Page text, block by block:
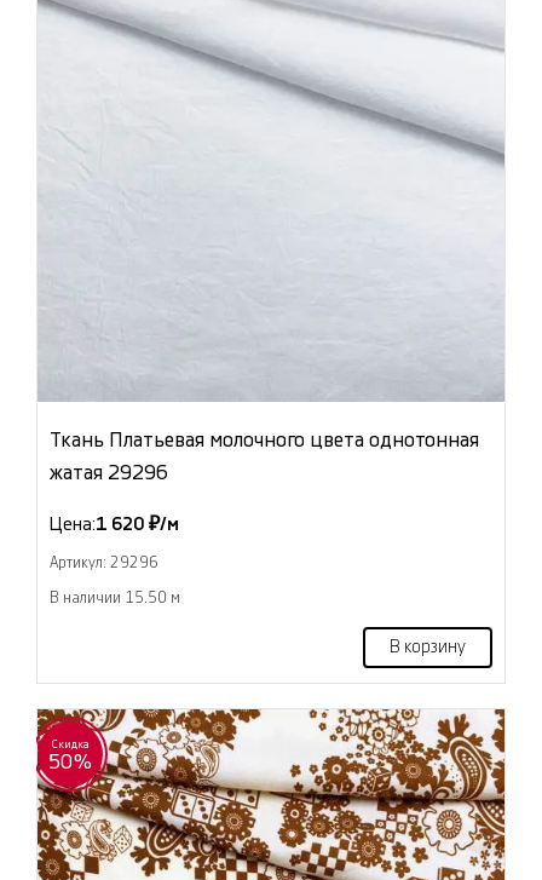
Ткань Платьевая молочного цвета однотонная
жатая 29296
Цена:1 620 ₽/м
Артикул: 29296
В наличии 15.50 м
В корзину
Скидка
50%